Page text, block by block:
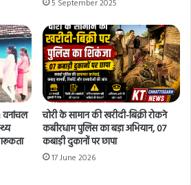
5 September 2025
वनांचल
चोरी के सामान की खरीदी-बिक्री रोकने
कबीरधाम पुलिस का बड़ा अभियान, 07
कबाड़ी दुकानों पर छापा
17 June 2026